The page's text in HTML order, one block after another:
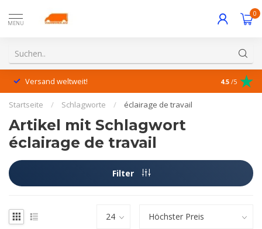
MENU
0
Versand weltweit! 4.5 /5
Startseite / Schlagworte / éclairage de travail
Artikel mit Schlagwort
éclairage de travail
Filter